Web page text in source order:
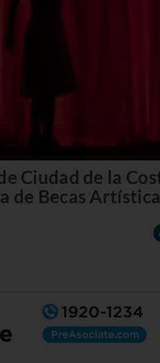
Ciudad de la
de Becas